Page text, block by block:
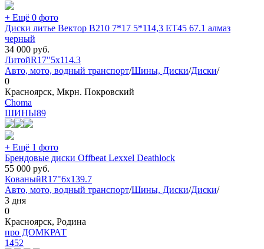
+ Ещё 0 фото
Диски литье Вектор В210 7*17 5*114,3 ET45 67.1 алмаз
черный
34 000 руб.
ЛитойR17"5x114.3
Авто, мото, водный транспорт/Шины, Диски/Диски/
0
Красноярск, Мкрн. Покровский
Choma
ШИНЫ89
+ Ещё 1 фото
Брендовые диски Offbeat Lexxel Deathlock
55 000 руб.
КованыйR17"6x139.7
Авто, мото, водный транспорт/Шины, Диски/Диски/
3 дня
0
Красноярск, Родина
про ДОМКРАТ
1452